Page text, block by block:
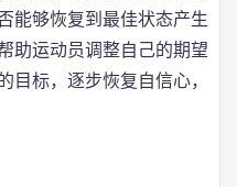
能够恢复到最佳状态产生
助运动员调整自己的期望
目标，逐步恢复自信心，